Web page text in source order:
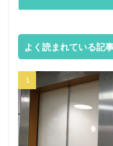
よく読まれている記